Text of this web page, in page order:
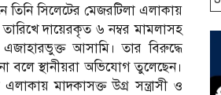
সিলেটের মেজরটিলা এলাকায়
দায়েরকৃত ৬ নম্বর মামলাসহ
আসামি। তার বিরুদ্ধে
বলে স্থানীয়রা অভিযোগ তুলেছেন।
মাদকাসক্ত উগ্র সন্ত্রাসী ও